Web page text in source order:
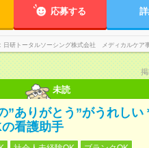
応募する
日研トータルソーシング株式会社 メディカルケア
未読
”ありがとう”がうれしい
看護助手